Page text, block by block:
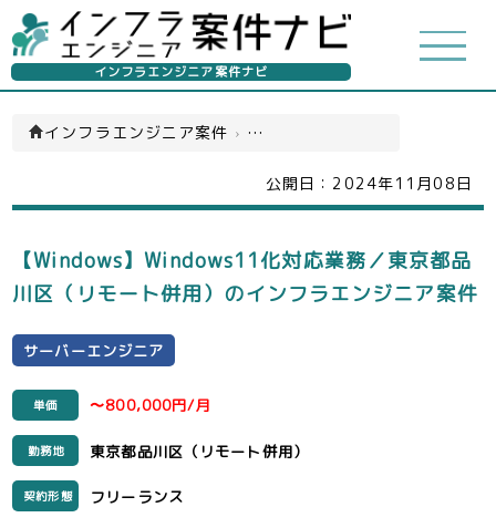
インフラエンジニア案件ナビ
インフラエンジニア案件 › サーバーエンジニア(一覧)
公開日： 2024年11月08日
【Windows】Windows11化対応業務／東京都品
川区（リモート併用）のインフラエンジニア案件
サーバーエンジニア
単価 〜800,000円/月
勤務地 東京都品川区（リモート併用）
契約形態 フリーランス